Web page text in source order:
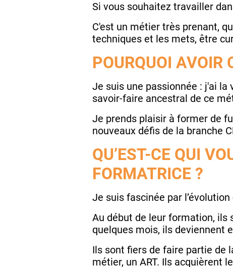
Si vous souhaitez travailler
C'est un métier très prenant,
techniques et les mets, être
POURQUOI AVOIR
Je suis une passionnée : j'ai
savoir-faire ancestral de ce
Je prends plaisir à former de
nouveaux défis de la branche
QU’EST-CE QUI
FORMATRICE ?
Je suis fascinée par
Au début de leur formation, ils
quelques mois, ils deviennent
Ils sont fiers de faire partie de
métier, un ART. Ils acquièrent